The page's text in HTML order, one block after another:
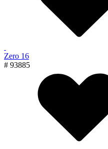
Zero 16
# 93885